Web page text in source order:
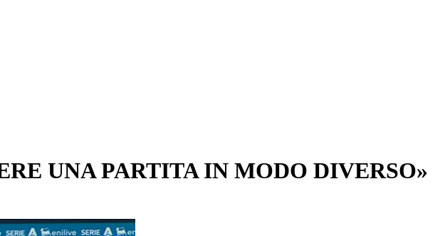
UNA PARTITA IN MODO DIVERSO»